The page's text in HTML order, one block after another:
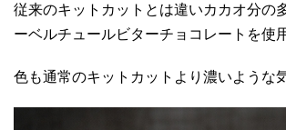
従来のキットカットとは違いカカオ分の
ーベルチュールビターチョコレートを使
色も通常のキットカットより濃いような